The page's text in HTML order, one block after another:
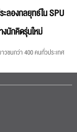
ะลองกลยุทธ์ใน SPU
งนักคิดรุ่นใหม่
วชนกว่า 400 คนทั่วประเทศ